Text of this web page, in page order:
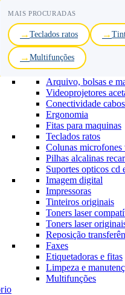
MAIS PROCURADAS
Teclados ratos
Multifunções
Arquivo, bolsas e
Videoprojetores
Conectividade
Ergonomia
Fitas para maquinas
Teclados ratos
Colunas microfones
Pilhas alcalinas
Suportes opticos cd
Imagem digital
Impressoras
Tinteiros originais
Toners laser
Toners laser
Reposição
Faxes
Etiquetadoras e fitas
Limpeza e
Multifunções